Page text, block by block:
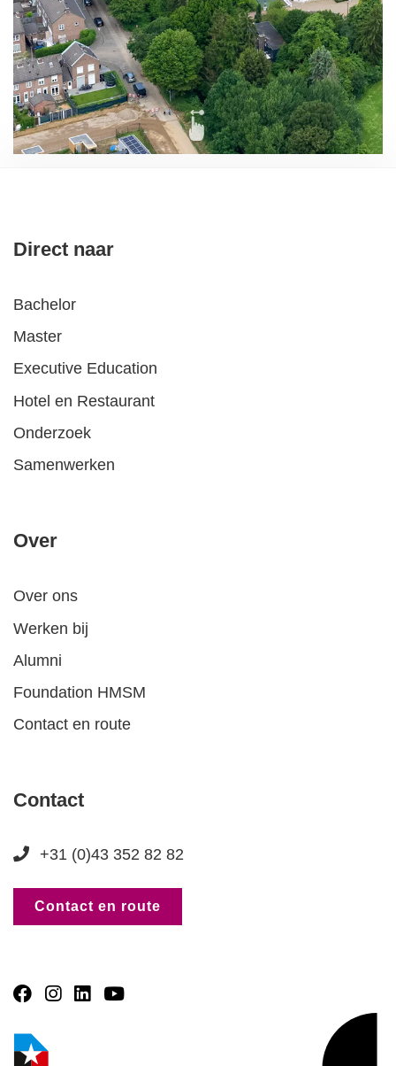
Direct naar
Bachelor
Master
Executive Education
Hotel en Restaurant
Onderzoek
Samenwerken
Over
Over ons
Werken bij
Alumni
Foundation HMSM
Contact en route
Contact
+31 (0)43 352 82 82
Contact en route